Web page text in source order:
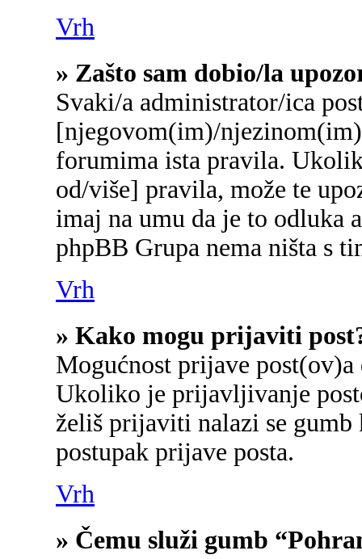
Vrh
» Zašto sam dobio/la
Svaki/a administrator/ica
[njegovom(im)/
forumima ista pravila.
od/više] pravila, može te
imaj na umu da je to odluka
phpBB Grupa nema ništa s
Vrh
» Kako mogu prijaviti
Mogućnost prijave
Ukoliko je prijavljivanje
želiš prijaviti nalazi se
postupak prijave posta.
Vrh
» Čemu služi gumb